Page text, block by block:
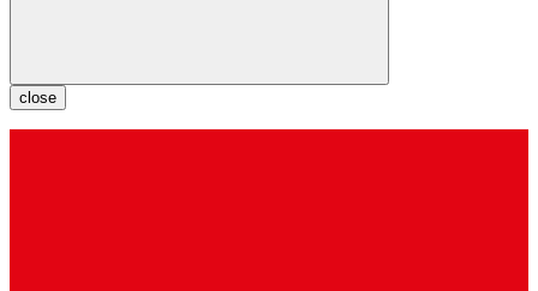
close